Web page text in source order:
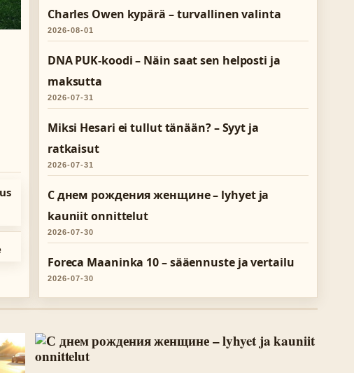
Charles Owen kypärä – turvallinen valinta
2026-08-01
DNA PUK-koodi – Näin saat sen helposti ja
maksutta
2026-07-31
Miksi Hesari ei tullut tänään? – Syyt ja
ratkaisut
2026-07-31
С днем рождения женщине – lyhyet ja
kauniit onnittelut
2026-07-30
Foreca Maaninka 10 – sääennuste ja vertailu
2026-07-30